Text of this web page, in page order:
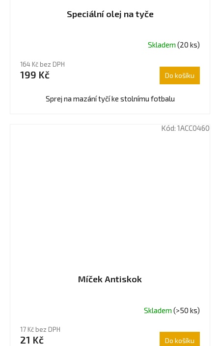
Speciální olej na tyče
produktu
je
Skladem(20 ks)
164 Kč bez DPH
199 Kč Do košíku
Sprej na mazání tyčí ke stolnímu fotbalu
Míček Antiskok
produktu
je
Kód: 1ACC0460
Skladem(>50 ks)
17 Kč bez DPH
21 Kč Do košíku